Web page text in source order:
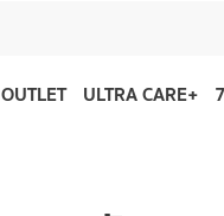
ULTRA CARE+